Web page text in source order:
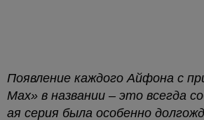
Появление каждого Айфона с
Max» в названии – это всегда
ая серия была особенно